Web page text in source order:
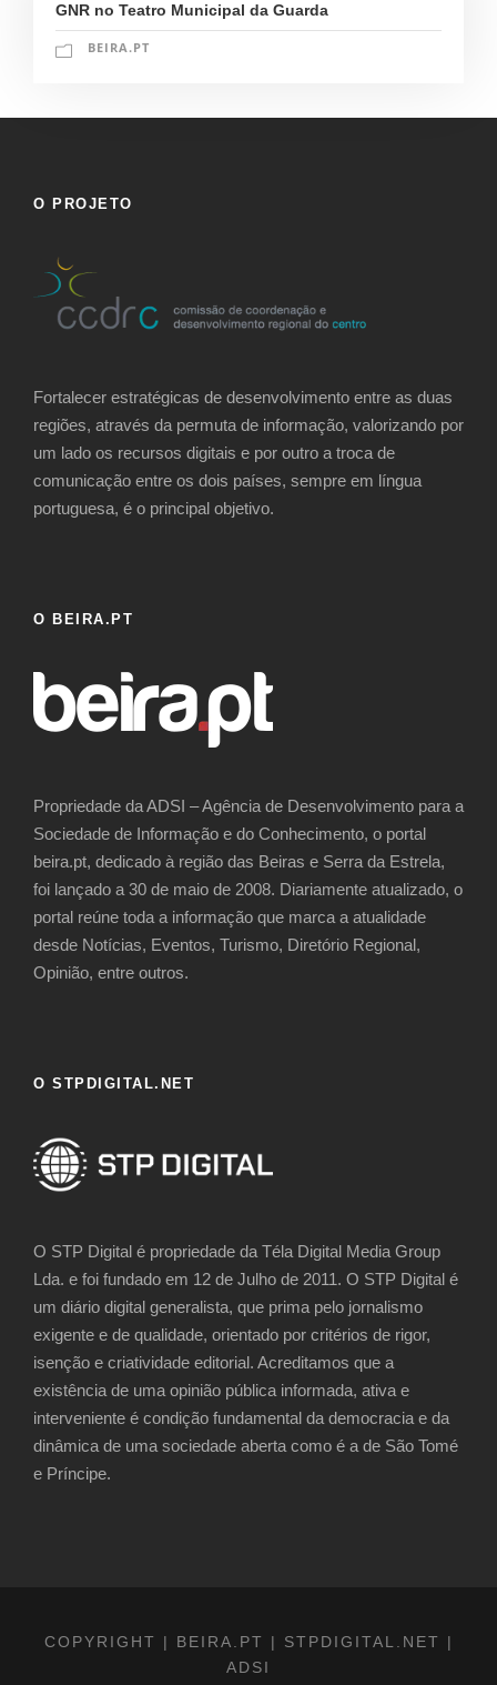
GNR no Teatro Municipal da Guarda
BEIRA.PT
O PROJETO
Fortalecer estratégicas de desenvolvimento entre as duas
regiões, através da permuta de informação, valorizando por
um lado os recursos digitais e por outro a troca de
comunicação entre os dois países, sempre em língua
portuguesa, é o principal objetivo.
O BEIRA.PT
Propriedade da ADSI – Agência de Desenvolvimento para a
Sociedade de Informação e do Conhecimento, o portal
beira.pt, dedicado à região das Beiras e Serra da Estrela,
foi lançado a 30 de maio de 2008. Diariamente atualizado, o
portal reúne toda a informação que marca a atualidade
desde Notícias, Eventos, Turismo, Diretório Regional,
Opinião, entre outros.
O STPDIGITAL.NET
O STP Digital é propriedade da Téla Digital Media Group
Lda. e foi fundado em 12 de Julho de 2011. O STP Digital é
um diário digital generalista, que prima pelo jornalismo
exigente e de qualidade, orientado por critérios de rigor,
isenção e criatividade editorial. Acreditamos que a
existência de uma opinião pública informada, ativa e
interveniente é condição fundamental da democracia e da
dinâmica de uma sociedade aberta como é a de São Tomé
e Príncipe.
COPYRIGHT | BEIRA.PT | STPDIGITAL.NET |
ADSI